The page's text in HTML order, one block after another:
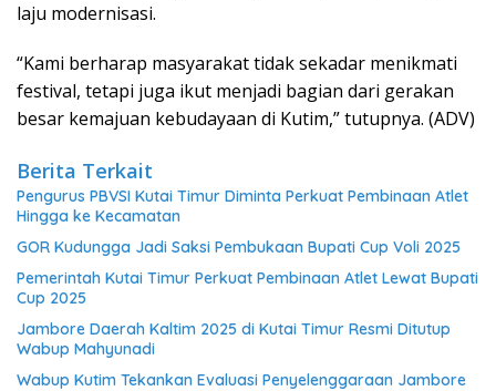
laju modernisasi.
“Kami berharap masyarakat tidak sekadar menikmati
festival, tetapi juga ikut menjadi bagian dari gerakan
besar kemajuan kebudayaan di Kutim,” tutupnya. (ADV)
Berita Terkait
Pengurus PBVSI Kutai Timur Diminta Perkuat Pembinaan Atlet
Hingga ke Kecamatan
GOR Kudungga Jadi Saksi Pembukaan Bupati Cup Voli 2025
Pemerintah Kutai Timur Perkuat Pembinaan Atlet Lewat Bupati
Cup 2025
Jambore Daerah Kaltim 2025 di Kutai Timur Resmi Ditutup
Wabup Mahyunadi
Wabup Kutim Tekankan Evaluasi Penyelenggaraan Jambore